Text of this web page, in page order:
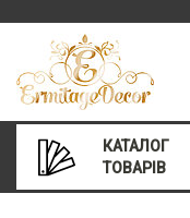
КАТАЛОГ
ТОВАРІВ